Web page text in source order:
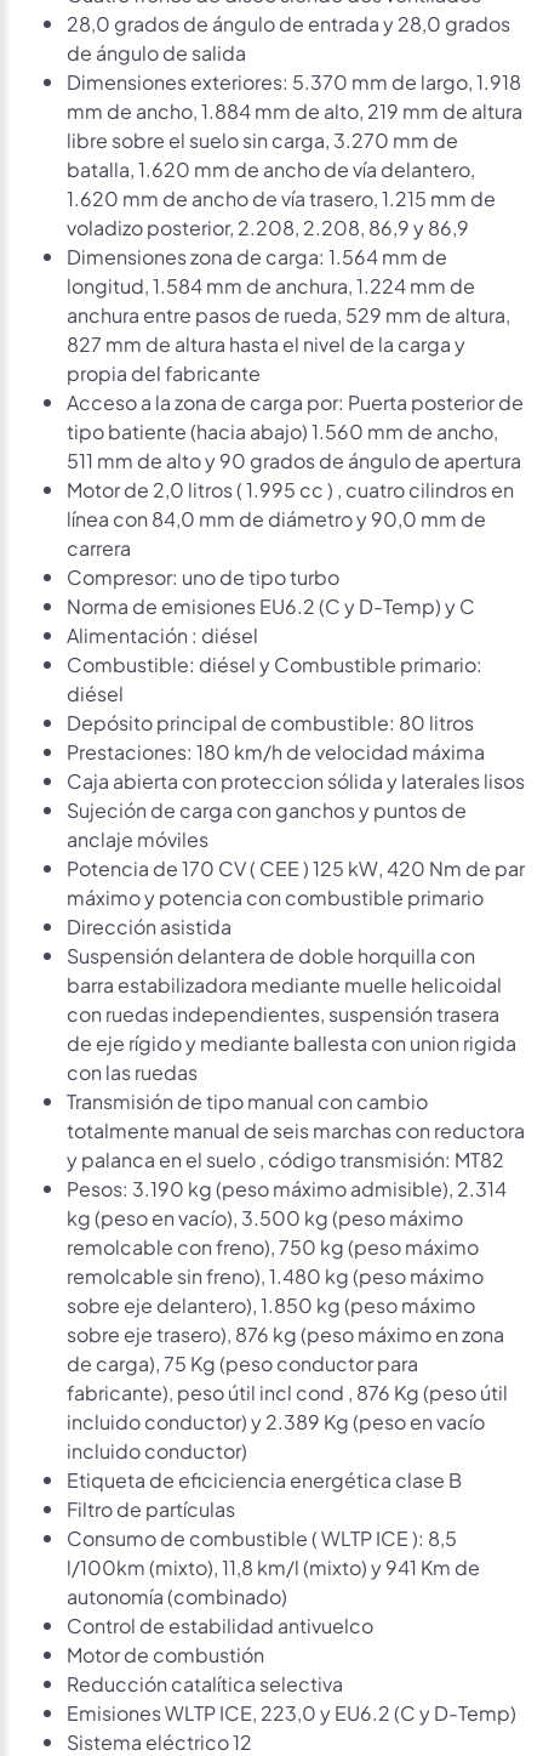
28,0 grados de ángulo de entrada y 28,0 grados
de ángulo de salida
Dimensiones exteriores: 5.370 mm de largo, 1.918
mm de ancho, 1.884 mm de alto, 219 mm de altura
libre sobre el suelo sin carga, 3.270 mm de
batalla, 1.620 mm de ancho de vía delantero,
1.620 mm de ancho de vía trasero, 1.215 mm de
voladizo posterior, 2.208, 2.208, 86,9 y 86,9
Dimensiones zona de carga: 1.564 mm de
longitud, 1.584 mm de anchura, 1.224 mm de
anchura entre pasos de rueda, 529 mm de altura,
827 mm de altura hasta el nivel de la carga y
propia del fabricante
Acceso a la zona de carga por: Puerta posterior de
tipo batiente (hacia abajo) 1.560 mm de ancho,
511 mm de alto y 90 grados de ángulo de apertura
Motor de 2,0 litros ( 1.995 cc ) , cuatro cilindros en
línea con 84,0 mm de diámetro y 90,0 mm de
carrera
Compresor: uno de tipo turbo
Norma de emisiones EU6.2 (C y D-Temp) y C
Alimentación : diésel
Combustible: diésel y Combustible primario:
diésel
Depósito principal de combustible: 80 litros
Prestaciones: 180 km/h de velocidad máxima
Caja abierta con proteccion sólida y laterales lisos
Sujeción de carga con ganchos y puntos de
anclaje móviles
Potencia de 170 CV ( CEE ) 125 kW, 420 Nm de par
máximo y potencia con combustible primario
Dirección asistida
Suspensión delantera de doble horquilla con
barra estabilizadora mediante muelle helicoidal
con ruedas independientes, suspensión trasera
de eje rígido y mediante ballesta con union rigida
con las ruedas
Transmisión de tipo manual con cambio
totalmente manual de seis marchas con reductora
y palanca en el suelo , código transmisión: MT82
Pesos: 3.190 kg (peso máximo admisible), 2.314
kg (peso en vacío), 3.500 kg (peso máximo
remolcable con freno), 750 kg (peso máximo
remolcable sin freno), 1.480 kg (peso máximo
sobre eje delantero), 1.850 kg (peso máximo
sobre eje trasero), 876 kg (peso máximo en zona
de carga), 75 Kg (peso conductor para
fabricante), peso útil incl cond , 876 Kg (peso útil
incluido conductor) y 2.389 Kg (peso en vacío
incluido conductor)
Etiqueta de eficiciencia energética clase B
Filtro de partículas
Consumo de combustible ( WLTP ICE ): 8,5
l/100km (mixto), 11,8 km/l (mixto) y 941 Km de
autonomía (combinado)
Control de estabilidad antivuelco
Motor de combustión
Reducción catalítica selectiva
Emisiones WLTP ICE, 223,0 y EU6.2 (C y D-Temp)
Sistema eléctrico 12